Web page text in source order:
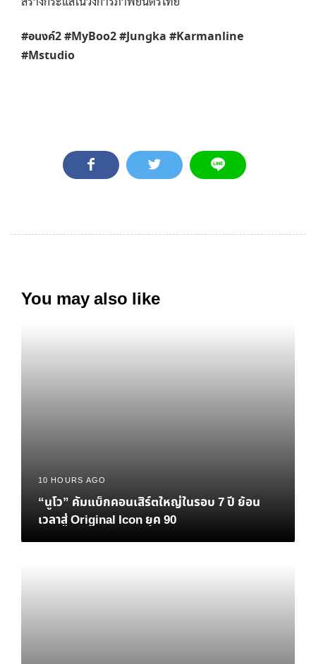
#อนงค์2 #MyBoo2 #Jungka #Karmanline
#Mstudio
You may also like
10 HOURS AGO
“นูโว” คัมแบ็กคอนเสิร์ตใหญ่ในรอบ 7 ปี ย้อน
เวลาสู่ Original Icon ยุค 90